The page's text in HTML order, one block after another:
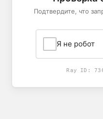
Подтвердите, что
Я не робот
Ray ID: